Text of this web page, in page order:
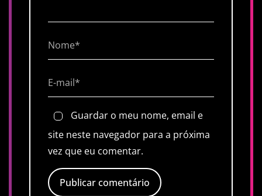
Guardar o meu nome, email e
site neste navegador para a próxima
vez que eu comentar.